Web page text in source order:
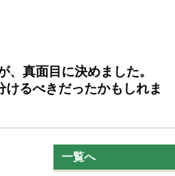
真面目に決めました。
るべきだったかもしれま
一覧へ